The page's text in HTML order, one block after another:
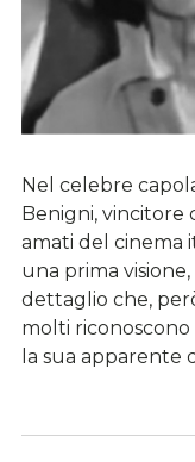
Nel celebre
Benigni, vincitore
amati del cinema
una prima
dettaglio che,
molti
la sua apparente